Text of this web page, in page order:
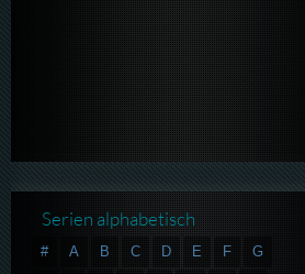
Serien alphabetisch
# A B C D E F
G